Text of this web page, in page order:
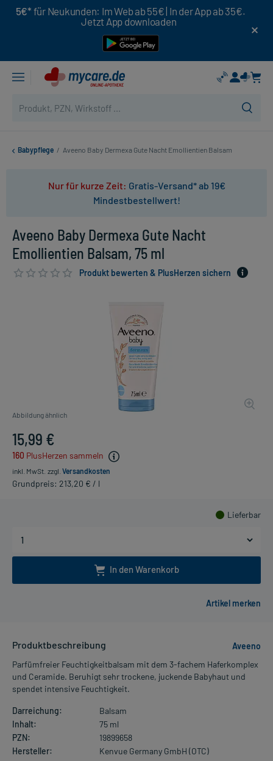
5€* für Neukunden: Im Web ab 55€ | In der App ab 35€.
Jetzt App downloaden
Babypflege / Aveeno Baby Dermexa Gute Nacht Emollientien Balsam
Nur für kurze Zeit: Gratis-Versand* ab 19€
Mindestbestellwert!
Aveeno Baby Dermexa Gute Nacht
Emollientien Balsam, 75 ml
Produkt bewerten & PlusHerzen sichern
Abbildung ähnlich
15,99 €
160 PlusHerzen sammeln
inkl. MwSt. zzgl. Versandkosten
Grundpreis: 213,20 € / l
Lieferbar
In den Warenkorb
Produktbeschreibung
Aveeno
Parfümfreier Feuchtigkeitbalsam mit dem 3-fachem Haferkomplex
und Ceramide. Beruhigt sehr trockene, juckende Babyhaut und
spendet intensive Feuchtigkeit.
Darreichung:
Balsam
Inhalt:
75 ml
PZN:
19899658
Hersteller:
Kenvue Germany GmbH (OTC)